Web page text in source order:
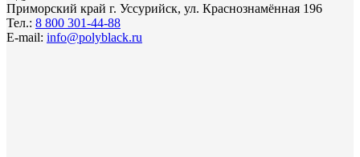
Приморский край г. Уссурийск, ул. Краснознамённая 196
Тел.: 8 800 301-44-88
E-mail: info@polyblack.ru